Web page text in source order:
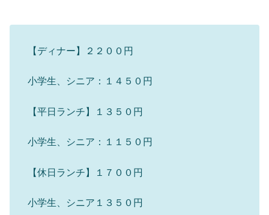
【ディナー】２２００円
小学生、シニア：１４５０円
【平日ランチ】１３５０円
小学生、シニア：１１５０円
【休日ランチ】１７００円
小学生、シニア１３５０円